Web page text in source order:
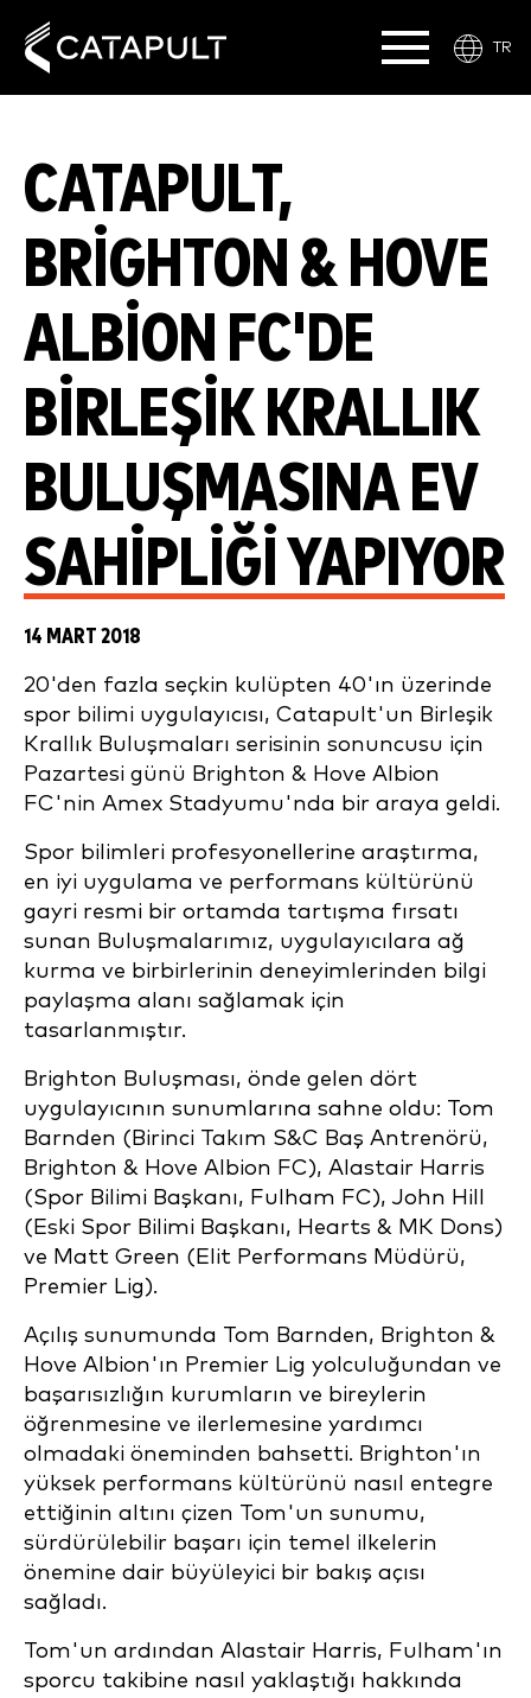
TR
CATAPULT,
BRIGHTON & HOVE
ALBION FC'DE
BIRLEŞIK KRALLIK
BULUŞMASINA EV
SAHIPLIĞI YAPIYOR
14 MART 2018
20'den fazla seçkin kulüpten 40'ın üzerinde
spor bilimi uygulayıcısı, Catapult'un Birleşik
Krallık Buluşmaları serisinin sonuncusu için
Pazartesi günü Brighton & Hove Albion
FC'nin Amex Stadyumu'nda bir araya geldi.
Spor bilimleri profesyonellerine araştırma,
en iyi uygulama ve performans kültürünü
gayri resmi bir ortamda tartışma fırsatı
sunan Buluşmalarımız, uygulayıcılara ağ
kurma ve birbirlerinin deneyimlerinden bilgi
paylaşma alanı sağlamak için
tasarlanmıştır.
Brighton Buluşması, önde gelen dört
uygulayıcının sunumlarına sahne oldu: Tom
Barnden (Birinci Takım S&C Baş Antrenörü,
Brighton & Hove Albion FC), Alastair Harris
(Spor Bilimi Başkanı, Fulham FC), John Hill
(Eski Spor Bilimi Başkanı, Hearts & MK Dons)
ve Matt Green (Elit Performans Müdürü,
Premier Lig).
Açılış sunumunda Tom Barnden, Brighton &
Hove Albion'ın Premier Lig yolculuğundan ve
başarısızlığın kurumların ve bireylerin
öğrenmesine ve ilerlemesine yardımcı
olmadaki öneminden bahsetti. Brighton'ın
yüksek performans kültürünü nasıl entegre
ettiğinin altını çizen Tom'un sunumu,
sürdürülebilir başarı için temel ilkelerin
önemine dair büyüleyici bir bakış açısı
sağladı.
Tom'un ardından Alastair Harris, Fulham'ın
sporcu takibine nasıl yaklaştığı hakkında